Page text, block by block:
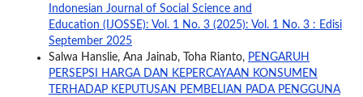
Indonesian Journal of Social Science and
Education (IJOSSE): Vol. 1 No. 3 (2025): Vol. 1 No. 3 : Edisi
September 2025
Salwa Hanslie, Ana Jainab, Toha Rianto, PENGARUH
PERSEPSI HARGA DAN KEPERCAYAAN KONSUMEN
TERHADAP KEPUTUSAN PEMBELIAN PADA PENGGUNA